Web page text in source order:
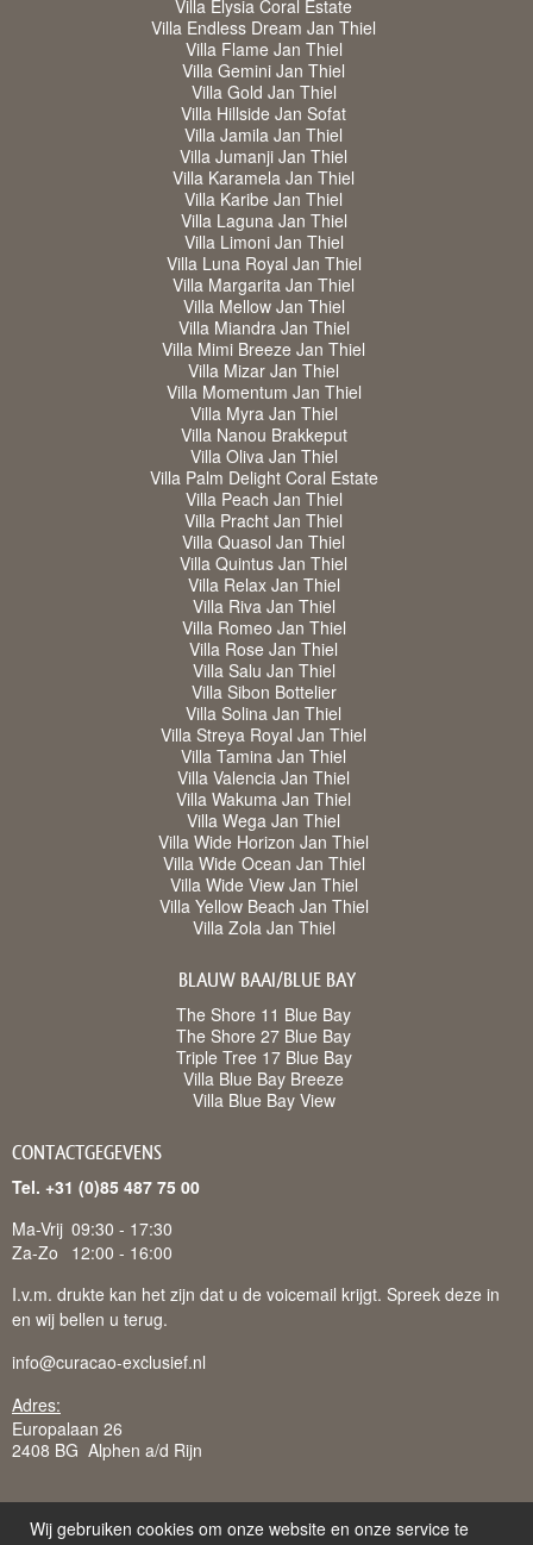
Villa Elysia Coral Estate
Villa Endless Dream Jan Thiel
Villa Flame Jan Thiel
Villa Gemini Jan Thiel
Villa Gold Jan Thiel
Villa Hillside Jan Sofat
Villa Jamila Jan Thiel
Villa Jumanji Jan Thiel
Villa Karamela Jan Thiel
Villa Karibe Jan Thiel
Villa Laguna Jan Thiel
Villa Limoni Jan Thiel
Villa Luna Royal Jan Thiel
Villa Margarita Jan Thiel
Villa Mellow Jan Thiel
Villa Miandra Jan Thiel
Villa Mimi Breeze Jan Thiel
Villa Mizar Jan Thiel
Villa Momentum Jan Thiel
Villa Myra Jan Thiel
Villa Nanou Brakkeput
Villa Oliva Jan Thiel
Villa Palm Delight Coral Estate
Villa Peach Jan Thiel
Villa Pracht Jan Thiel
Villa Quasol Jan Thiel
Villa Quintus Jan Thiel
Villa Relax Jan Thiel
Villa Riva Jan Thiel
Villa Romeo Jan Thiel
Villa Rose Jan Thiel
Villa Salu Jan Thiel
Villa Sibon Bottelier
Villa Solina Jan Thiel
Villa Streya Royal Jan Thiel
Villa Tamina Jan Thiel
Villa Valencia Jan Thiel
Villa Wakuma Jan Thiel
Villa Wega Jan Thiel
Villa Wide Horizon Jan Thiel
Villa Wide Ocean Jan Thiel
Villa Wide View Jan Thiel
Villa Yellow Beach Jan Thiel
Villa Zola Jan Thiel
BLAUW BAAI/BLUE BAY
The Shore 11 Blue Bay
The Shore 27 Blue Bay
Triple Tree 17 Blue Bay
Villa Blue Bay Breeze
Villa Blue Bay View
CONTACTGEGEVENS
Tel. +31 (0)85 487 75 00
Ma-Vrij 09:30 - 17:30
Za-Zo
12:00 - 16:00
I.v.m. drukte kan het zijn dat u de voicemail krijgt. Spreek deze in
en wij bellen u terug.
info@curacao-exclusief.nl
Adres:
Europalaan 26
2408 BG Alphen a/d Rijn
Wij gebruiken cookies om onze website en onze service te